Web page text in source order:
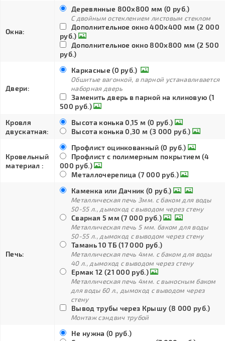
Окна:
Деревянные 800х800 мм (0 руб.)
С двойным остеклением листовым стеклом
Дополнительное окно 400х400 мм (2 000
руб.)
Дополнительное окно 800х800 мм (2 500
руб.)
Двери:
Каркасные (0 руб.)
Обшитые вагонкой, в парной устанавливается
наборная дверь
Заменить дверь в парной на клиновую (1
500 руб.)
Кровля
двускатная:
Высота конька 0,15 м (0 руб.)
Высота конька 0,30 м (3 000 руб.)
Кровельный
материал :
Профлист оцинкованный (0 руб.)
Профлист с полимерным покрытием (4
000 руб.)
Металлочерепица (7 000 руб.)
Печь:
Каменка или Дачник (0 руб.)
Металлическая печь 3мм. с баком для воды
50-55 л., дымоход с выводом через стену
Сварная 5 мм (7 000 руб.)
Металлическая печь 5 мм. баком для воды
50-55 л., дымоход с выводом через стену
Тамань 10 ТБ (17 000 руб.)
Металлическая печь 4мм. с баком для воды
40 л., дымоход с выводом через стену
Ермак 12 (21 000 руб.)
Металлическая печь 4мм. с выносным баком
для воды 60 л., дымоход с выводом через
стену
Вывод трубы через Крышу (8 000 руб.)
Монтаж сэндвич трубой
Не нужна (0 руб.)